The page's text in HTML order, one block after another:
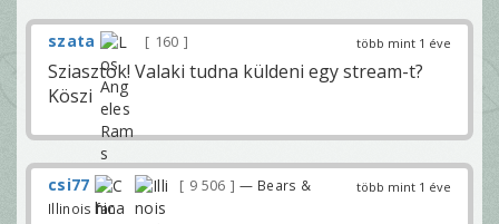
több mint 1 éve
szata 160
Sziasztok! Valaki tudna küldeni egy stream-t?
Köszi
több mint 1 éve
csi77 9 506
— Bears &
Illinois fan